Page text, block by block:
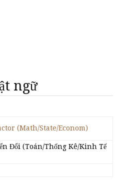
ngữ
(Math/State/Econom)
Đổi (Toán/Thống Kê/Kinh Tế